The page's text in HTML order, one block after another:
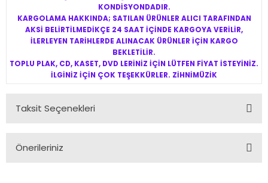
KONDİSYONDADIR.
KARGOLAMA HAKKINDA; SATILAN ÜRÜNLER ALICI TARAFINDAN
AKSİ BELİRTİLMEDİKÇE 24 SAAT İÇİNDE KARGOYA VERİLİR,
İLERLEYEN TARİHLERDE ALINACAK ÜRÜNLER İÇİN KARGO
BEKLETİLİR.
TOPLU PLAK, CD, KASET, DVD LERİNİZ İÇİN LÜTFEN FİYAT İSTEYİNİZ.
İLGİNİZ İÇİN ÇOK TEŞEKKÜRLER. ZİHNİMÜZİK
Taksit Seçenekleri
Önerileriniz